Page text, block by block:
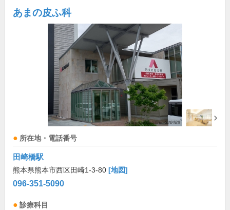
あまの皮ふ科
所在地・電話番号
田崎橋駅
熊本県熊本市西区田崎1-3-80 [地図]
096-351-5090
診療科目